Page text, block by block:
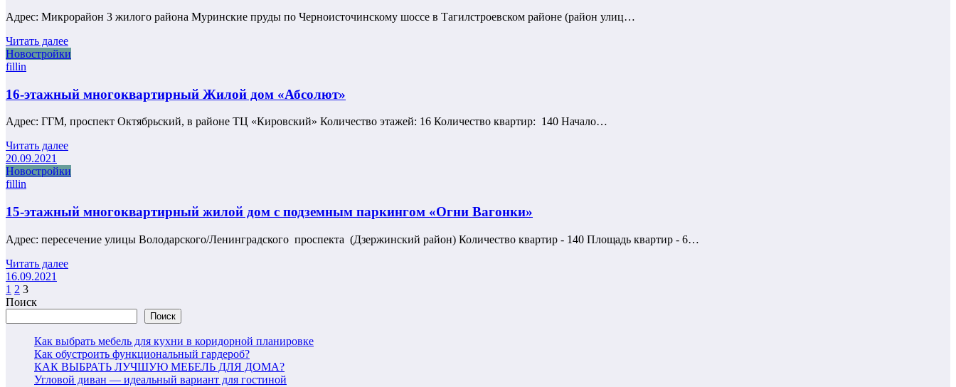
Адрес: Микрорайон 3 жилого района Муринские пруды по Черноисточинскому шоссе в Тагилстроевском районе (район улиц…
Читать далее
Новостройки
fillin
16-этажный многоквартирный Жилой дом «Абсолют»
Адрес: ГГМ, проспект Октябрьский, в районе ТЦ «Кировский» Количество этажей: 16 Количество квартир: 140 Начало…
Читать далее
20.09.2021
Новостройки
fillin
15-этажный многоквартирный жилой дом с подземным паркингом «Огни Вагонки»
Адрес: пересечение улицы Володарского/Ленинградского проспекта (Дзержинский район) Количество квартир - 140 Площадь квартир - 6…
Читать далее
16.09.2021
Пагинация
записей
1 2 3
Поиск
Поиск
Как выбрать мебель для кухни в коридорной планировке
Как обустроить функциональный гардероб?
КАК ВЫБРАТЬ ЛУЧШУЮ МЕБЕЛЬ ДЛЯ ДОМА?
Угловой диван — идеальный вариант для гостиной